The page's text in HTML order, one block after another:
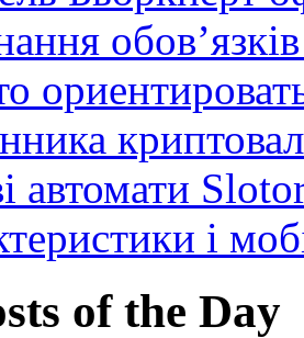
автомати
і
of the Day